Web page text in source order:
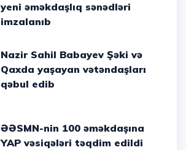
yeni əməkdaşlıq sənədləri
imzalanıb
Nazir Sahil Babayev Şəki və
Qaxda yaşayan vətəndaşları
qəbul edib
ƏƏSMN-nin 100 əməkdaşına
YAP vəsiqələri təqdim edildi